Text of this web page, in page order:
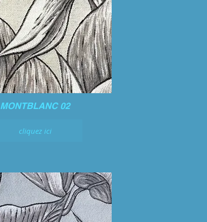
MONTBLANC 02
cliquez ici